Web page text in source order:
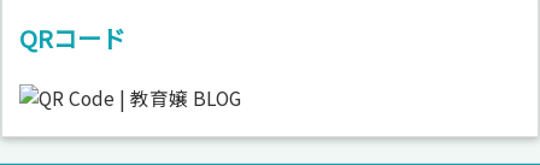
QRコード